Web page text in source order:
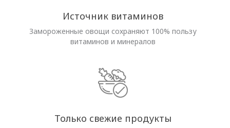
Источник витаминов
Замороженные овощи сохраняют 100% пользу
витаминов и минералов
Только свежие продукты